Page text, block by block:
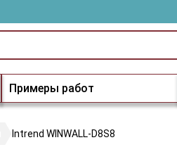
Примеры работ
Intrend WINWALL-D8S8